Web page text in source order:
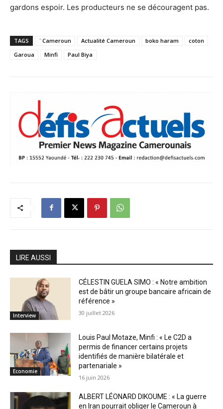
gardons espoir. Les producteurs ne se découragent pas.
TAGS ¨Cameroun Actualité Cameroun boko haram
coton
Garoua
Minfi Paul Biya
LIRE AUSSI
Interview
CÉLESTIN GUELA SIMO : « Notre ambition
est de bâtir un groupe bancaire africain de
référence »
30 juillet 2026
Economie
Louis Paul Motaze, Minfi : « Le C2D a
permis de financer certains projets
identifiés de manière bilatérale et
partenariale »
16 juin 2026
ALBERT LÉONARD DIKOUME : « La guerre
en Iran pourrait obliger le Cameroun à